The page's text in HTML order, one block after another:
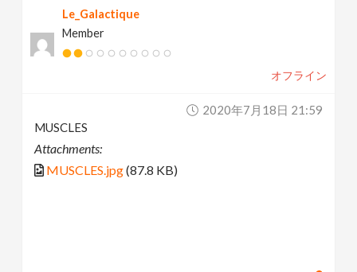
Le_Galactique
Member
オフライン
2020年7月18日 21:59
MUSCLES
Attachments:
MUSCLES.jpg(87.8 KB)